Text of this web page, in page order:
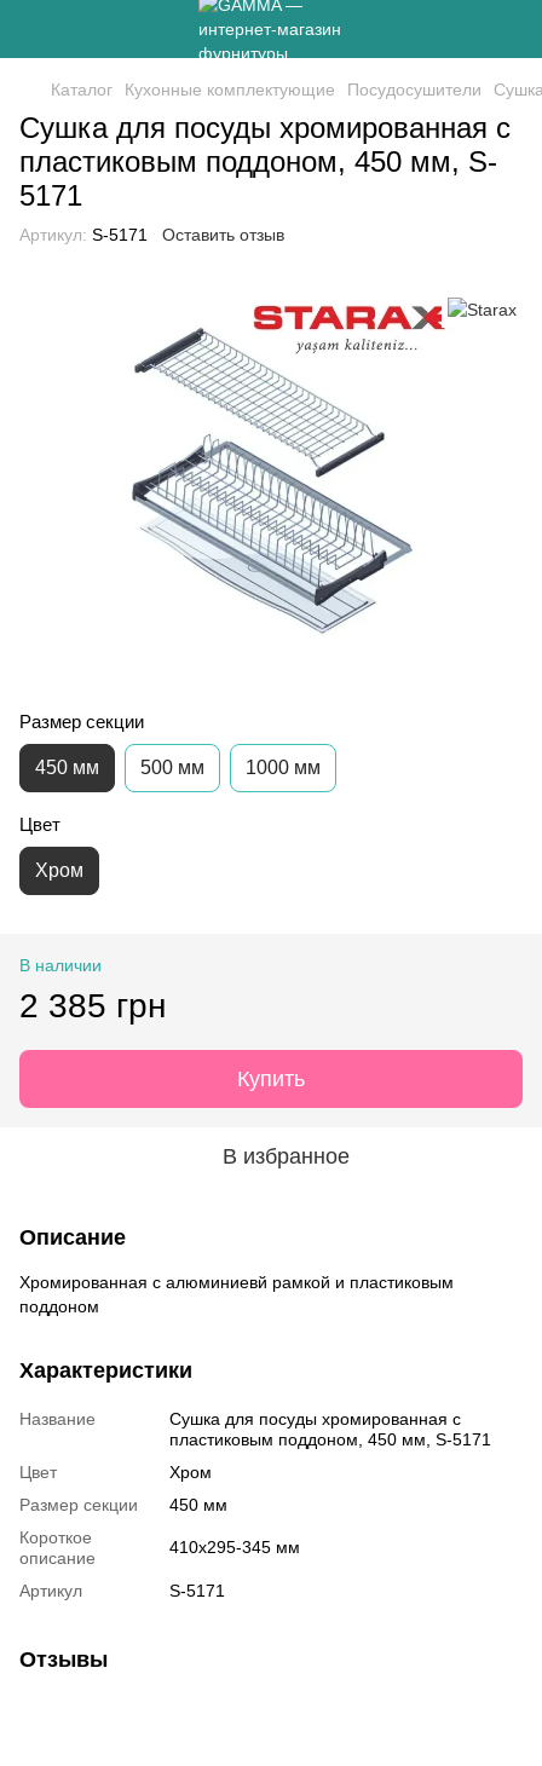
Каталог Кухонные комплектующие Посудосушители
Сушка для посуды хромированная с
пластиковым поддоном, 450 мм, S-
5171
Артикул: S-5171 Оставить отзыв
Размер секции
450 мм 500 мм 1000 мм
Цвет
Хром
В наличии
2 385 грн
Купить
В избранное
Описание
Хромированная с алюминиевй рамкой и пластиковым
поддоном
Характеристики
Название
Сушка для посуды хромированная с
пластиковым поддоном, 450 мм, S-5171
Цвет
Хром
Размер секции
450 мм
Короткое
описание
410х295-345 мм
Артикул S-5171
Отзывы